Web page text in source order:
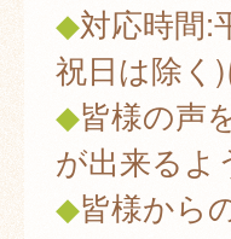
◆対応時間:
祝日は除く
◆皆様の声
が出来るよ
◆皆様から